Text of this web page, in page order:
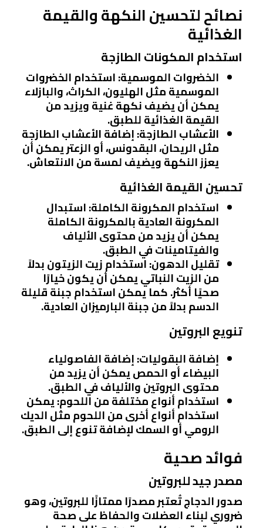
نصائح لتحسين النكهة والقيمة
الغذائية
استخدام المكونات الطازجة
الخضروات الموسمية: استخدام الخضروات
الموسمية مثل الهليون، الكراث، والبازلاء
يمكن أن يضيف نكهة غنية ويزيد من
القيمة الغذائية للطبق.
الأعشاب الطازجة: إضافة الأعشاب الطازجة
مثل الريحان، البقدونس، أو الزعتر يمكن أن
يعزز النكهة ويضيف لمسة من الانتعاش.
تحسين القيمة الغذائية
استخدام المكرونة الكاملة: استبدال
المكرونة العادية بالمكرونة الكاملة
يمكن أن يزيد من محتوى الألياف
والفيتامينات في الطبق.
تقليل الدهون: استخدام زيت الزيتون بدلاً
من الزيت النباتي يمكن أن يكون خيارًا
صحيًا أكثر. كما يمكن استخدام جبنة قليلة
الدسم بدلاً من جبنة البارميزان العادية.
تنويع البروتين
إضافة البقوليات: إضافة الفاصولياء
البيضاء أو الحمص يمكن أن يزيد من
محتوى البروتين والألياف في الطبق.
استخدام أنواع مختلفة من اللحوم: يمكن
استخدام أنواع أخرى من اللحوم مثل الديك
الرومي أو السمك لإضافة تنوع إلى الطبق.
فوائد صحية
مصدر جيد للبروتين
صدور الدجاج تُعتبر مصدرًا ممتازًا للبروتين، وهو
ضروري لبناء العضلات والحفاظ على صحة